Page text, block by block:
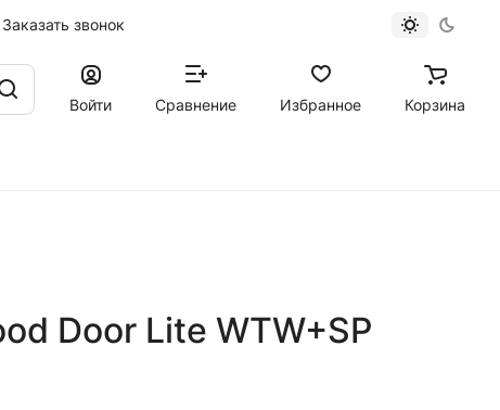
Заказать звонок
Войти
Сравнение Избранное Корзина
Door Lite WTW+SP